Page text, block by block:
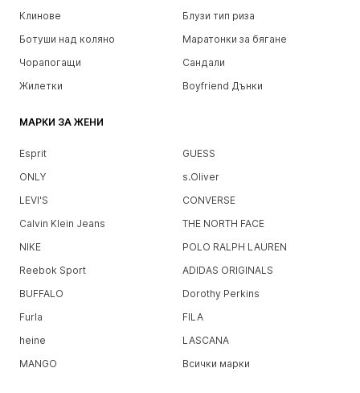
Клинове
Блузи тип риза
Ботуши над коляно
Маратонки за бягане
Чорапогащи
Сандали
Жилетки
Boyfriend Дънки
МАРКИ ЗА ЖЕНИ
Esprit
GUESS
ONLY
s.Oliver
LEVI'S
CONVERSE
Calvin Klein Jeans
THE NORTH FACE
NIKE
POLO RALPH LAUREN
Reebok Sport
ADIDAS ORIGINALS
BUFFALO
Dorothy Perkins
Furla
FILA
heine
LASCANA
MANGO
Всички марки